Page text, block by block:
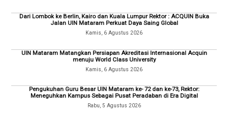
Dari Lombok ke Berlin, Kairo dan Kuala Lumpur Rektor : ACQUIN Buka
Jalan UIN Mataram Perkuat Daya Saing Global
Kamis, 6 Agustus 2026
UIN Mataram Matangkan Persiapan Akreditasi Internasional Acquin
menuju World Class University
Kamis, 6 Agustus 2026
Pengukuhan Guru Besar UIN Mataram ke- 72 dan ke-73, Rektor:
Meneguhkan Kampus Sebagai Pusat Peradaban di Era Digital
Rabu, 5 Agustus 2026